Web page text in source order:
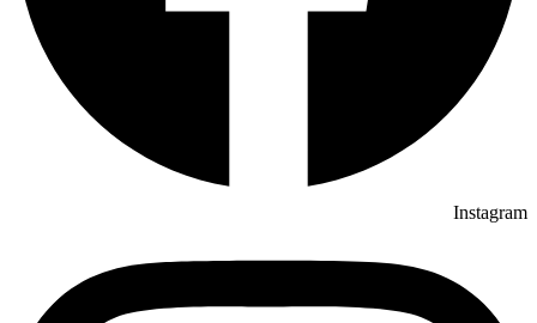
Instagram